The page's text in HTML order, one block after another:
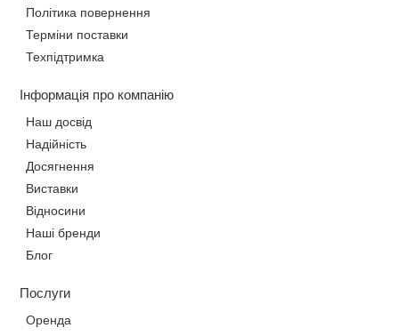
Політика повернення
Терміни поставки
Техпідтримка
Інформація про компанію
Наш досвід
Надійність
Досягнення
Виставки
Відносини
Наші бренди
Блог
Послуги
Оренда